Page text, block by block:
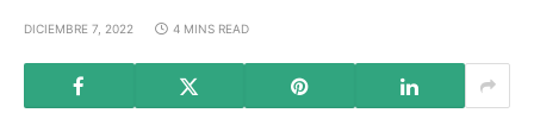
DICIEMBRE 7, 2022 4 MINS READ